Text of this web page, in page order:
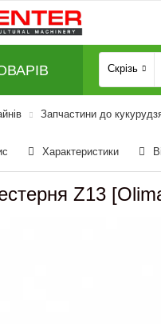
Скрізь
Запчастини до
Характеристики
Z13